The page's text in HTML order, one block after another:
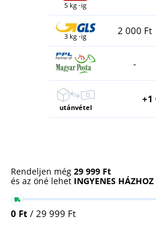
5 kg -ig
3 kg -ig 2 000 Ft
-
utánvétel
+1
Rendeljen még 29 999 Ft
és az öné lehet INGYENES
0 Ft / 29 999 Ft